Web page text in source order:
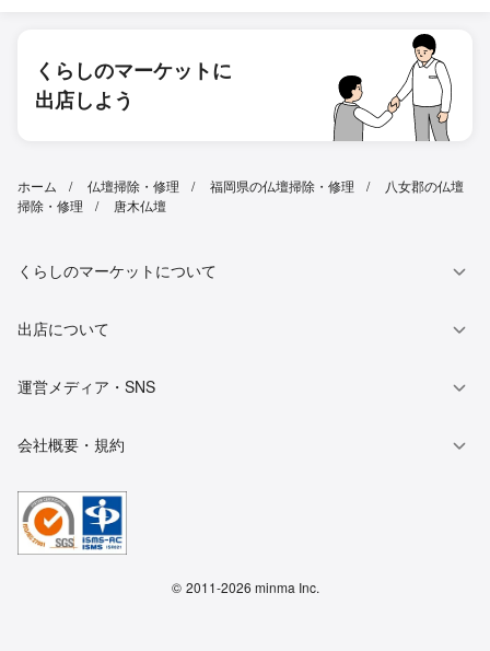
くらしのマーケットに
出店しよう
ホーム 仏壇掃除・修理 福岡県の仏壇掃除・修理
八女郡の仏壇
掃除・修理
唐木仏壇
くらしのマーケットについて
出店について
運営メディア・SNS
会社概要・規約
© 2011-2026 minma Inc.